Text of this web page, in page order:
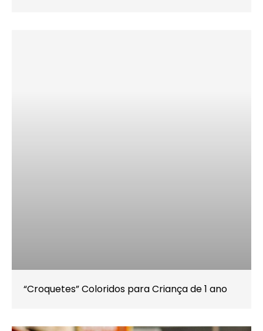
“Croquetes” Coloridos para Criança de 1 ano